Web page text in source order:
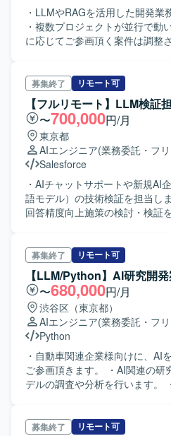
・LLMやRAGを活用した開発業
・複数プロジェクトが並行で動
に応じてご参画頂く案件は調整
募集終了 リモート可
【フルリモート】LLM検証
〜700,000円/月
東京都
AIエンジニア(業務委託・フ
Salesforce
・AIチャットサポートや新規AI
語モデル）の技術検証を担当し
回答精度向上施策の検討・検証
行います。 ・成果物として技術
書・検証設計書を作成します。
検証・実装を回します。
募集終了 リモート可
【LLM/Python】AI研究開
〜680,000円/月
渋谷区（東京都）
AIエンジニア(業務委託・フ
Python
・自動車関連企業様向けに、AI
ご参画頂きます。 ・AI関連の研
デルの調査や分析を行います。
募集終了 リモート可